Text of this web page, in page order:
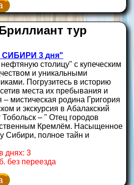
тур
3 дня"
столицу" с купеческим
и уникальными
Погрузитесь в историю
места их пребывания и
мистическая родина Григория
и экскурсия в Абалакский
– " Отец городов
Кремлём. Насыщенное
Сибири, полное тайн и
днях: 3
без переезда